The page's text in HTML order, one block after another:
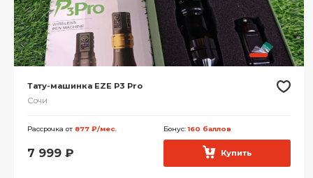
Тату-машинка EZE P3 Pro
Сочи
Рассрочка от 877 ₽/мес. Бонус:160 баллов
7 999 ₽ Купить